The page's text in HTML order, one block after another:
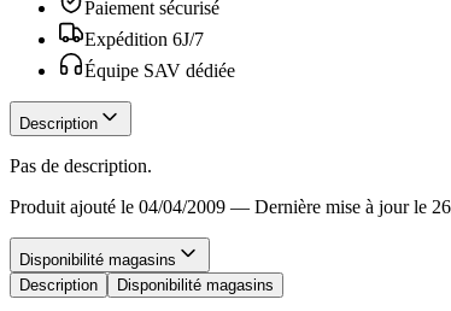
Paiement sécurisé
Expédition 6J/7
Équipe SAV dédiée
Description
Pas de description.
Produit ajouté le 04/04/2009 — Dernière mise à jour le
Disponibilité magasins
Description
Disponibilité magasins